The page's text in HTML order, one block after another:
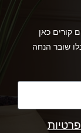
קורים כאן
שובר הנחה